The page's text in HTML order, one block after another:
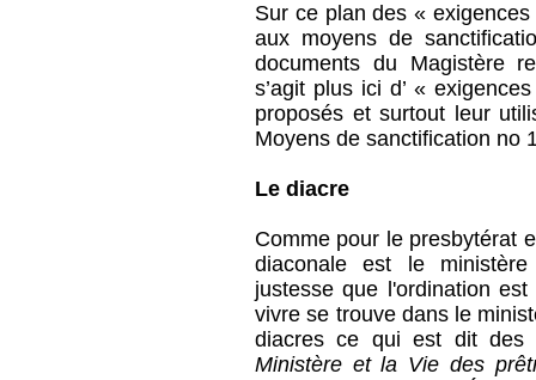
Sur ce plan des «
aux moyens de
documents du Magistère
s’agit plus ici d’ «
proposés et surtout leur
Moyens de sanctification no
Le diacre
Comme pour le presbytérat
diaconale est le
justesse que l'ordination
vivre se trouve dans le
diacres ce qui est dit
Ministère et la Vie des